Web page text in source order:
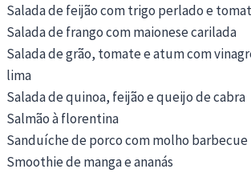
Salada de feijão com trigo perlado e
Salada de frango com maionese carilada
Salada de grão, tomate e atum com
lima
Salada de quinoa, feijão e queijo de cabra
Salmão à florentina
Sanduíche de porco com molho barbecue
Smoothie de manga e ananás